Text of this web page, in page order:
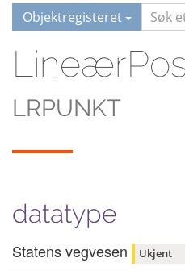
Objektregisteret
LRPUNKT
datatype
Statens vegvesen Ukjent